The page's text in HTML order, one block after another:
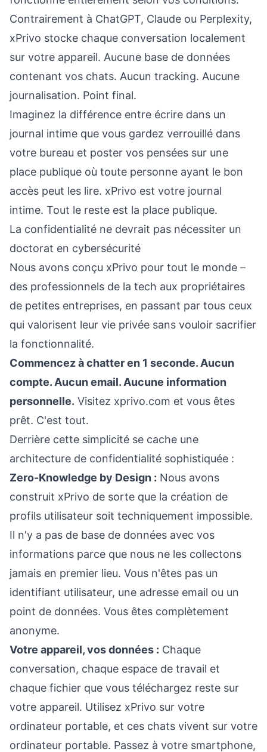
Contrairement à ChatGPT, Claude ou Perplexity,
xPrivo stocke chaque conversation localement
sur votre appareil. Aucune base de données
contenant vos chats. Aucun tracking. Aucune
journalisation. Point final.
Imaginez la différence entre écrire dans un
journal intime que vous gardez verrouillé dans
votre bureau et poster vos pensées sur une
place publique où toute personne ayant le bon
accès peut les lire. xPrivo est votre journal
intime. Tout le reste est la place publique.
La confidentialité ne devrait pas nécessiter un
doctorat en cybersécurité
Nous avons conçu xPrivo pour tout le monde –
des professionnels de la tech aux propriétaires
de petites entreprises, en passant par tous ceux
qui valorisent leur vie privée sans vouloir sacrifier
la fonctionnalité.
Commencez à chatter en 1 seconde. Aucun
compte. Aucun email. Aucune information
personnelle. Visitez xprivo.com et vous êtes
prêt. C'est tout.
Derrière cette simplicité se cache une
architecture de confidentialité sophistiquée :
Zero-Knowledge by Design : Nous avons
construit xPrivo de sorte que la création de
profils utilisateur soit techniquement impossible.
Il n'y a pas de base de données avec vos
informations parce que nous ne les collectons
jamais en premier lieu. Vous n'êtes pas un
identifiant utilisateur, une adresse email ou un
point de données. Vous êtes complètement
anonyme.
Votre appareil, vos données : Chaque
conversation, chaque espace de travail et
chaque fichier que vous téléchargez reste sur
votre appareil. Utilisez xPrivo sur votre
ordinateur portable, et ces chats vivent sur votre
ordinateur portable. Passez à votre smartphone,